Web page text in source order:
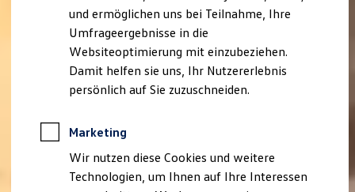
Wartungsverträge
Geschäftskunden
Professional Class bei Volkswagen
Großkunden
Behörden
Direktkunden
Sonderfahrzeuge
Elektromobilität
Elektroautos
Elektrofahrzeugkonzepte
ID. EVERY1
und ermöglichen uns bei Teilnahme, Ihre
Umfrageergebnisse in die
Websiteoptimierung mit einzubeziehen.
Damit helfen sie uns, Ihr Nutzererlebnis
persönlich auf Sie zuzuschneiden.
Marketing
Wir nutzen diese Cookies und weitere
Technologien, um Ihnen auf Ihre Interessen